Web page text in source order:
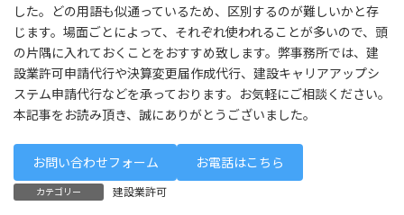
した。どの用語も似通っているため、区別するのが難しいかと存
じます。場面ごとによって、それぞれ使われることが多いので、頭
の片隅に入れておくことをおすすめ致します。弊事務所では、建
設業許可申請代行や決算変更届作成代行、建設キャリアアップシ
ステム申請代行などを承っております。お気軽にご相談ください。
本記事をお読み頂き、誠にありがとうございました。
お問い合わせフォーム お電話はこちら
カテゴリー 建設業許可